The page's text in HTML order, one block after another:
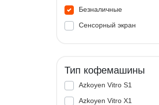
Безналичные
Сенсорный экран
Тип кофемашины
Azkoyen Vitro S1
Azkoyen Vitro X1